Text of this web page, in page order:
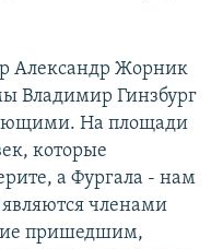
Александр Жорник
Владимир Гинзбург
На площади
которые
а Фургала - нам
членами
пришедшим,